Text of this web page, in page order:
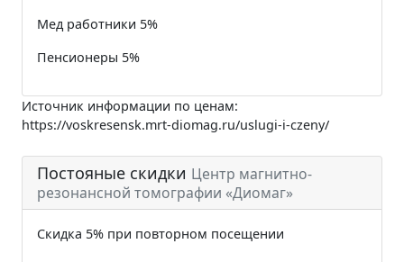
Мед работники 5%
Пенсионеры 5%
Источник информации по ценам:
https://voskresensk.mrt-diomag.ru/uslugi-i-czeny/
Постояные скидки Центр магнитно-
резонансной томографии «Диомаг»
Скидка 5% при повторном посещении